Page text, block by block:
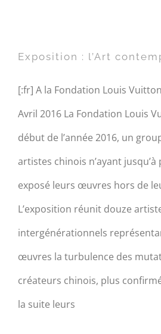
Exposition : l’Art
[:fr] A la Fondation Louis
Avril 2016 La Fondation Louis
début de l’année 2016, un
artistes chinois n’ayant
exposé leurs œuvres hors de
L’exposition réunit douze
intergénérationnels
œuvres la turbulence des
créateurs chinois, plus
la suite leurs